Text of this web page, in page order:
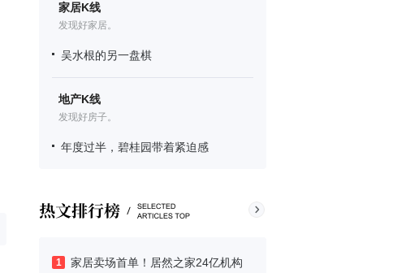
家居K线
发现好家居。
吴水根的另一盘棋
地产K线
发现好房子。
年度过半，碧桂园带着紧迫感
1
家居卖场首单！居然之家24亿机构